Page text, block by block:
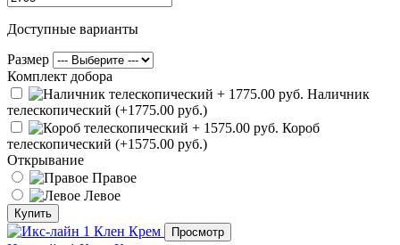
Доступные варианты
Размер
Комплект добора
Наличник
телескопический (+1775.00 руб.)
Короб
телескопический (+1575.00 руб.)
Открывание
Правое
Левое
Купить
Просмотр